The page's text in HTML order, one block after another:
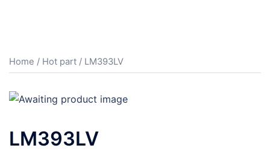
Home / Hot part / LM393LV
LM393LV